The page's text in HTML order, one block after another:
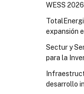
WESS
expansión
Sectur y
para la
desarrollo